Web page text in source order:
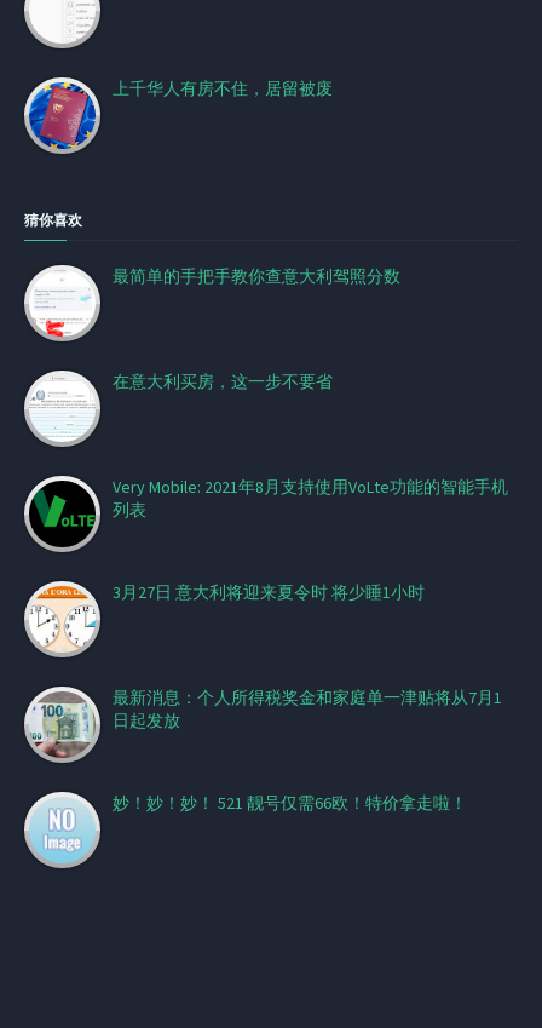
上千华人有房不住，居留被废
猜你喜欢
最简单的手把手教你查意大利驾照分数
在意大利买房，这一步不要省
Very Mobile: 2021年8月支持使用VoLte功能的智能手机
列表
3月27日 意大利将迎来夏令时 将少睡1小时
最新消息：个人所得税奖金和家庭单一津贴将从7月1
日起发放
妙！妙！妙！ 521 靓号仅需66欧！特价拿走啦！